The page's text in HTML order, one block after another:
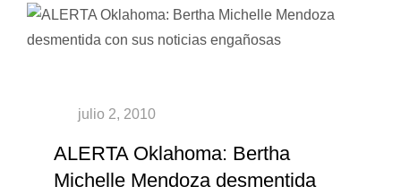
ALERTA Oklahoma: Bertha
Michelle Mendoza desmentida